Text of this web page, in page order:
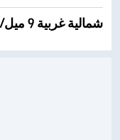
شمالية غربية 9 ميل/س